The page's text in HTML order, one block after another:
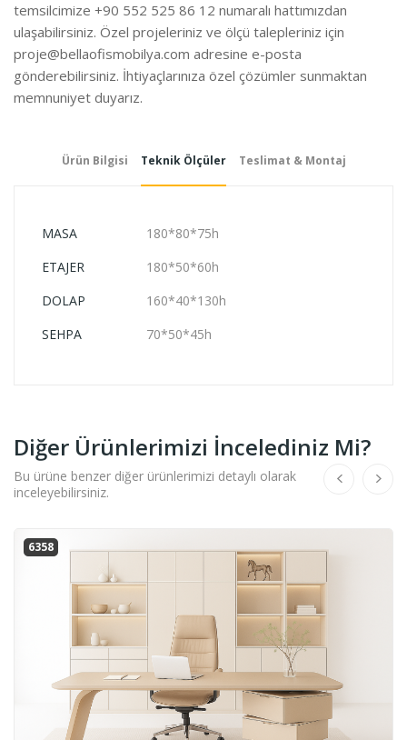
temsilcimize +90 552 525 86 12 numaralı hattımızdan
ulaşabilirsiniz. Özel projeleriniz ve ölçü talepleriniz için
proje@bellaofismobilya.com adresine e-posta
gönderebilirsiniz. İhtiyaçlarınıza özel çözümler sunmaktan
memnuniyet duyarız.
Ürün Bilgisi Teknik Ölçüler Teslimat & Montaj
MASA
180*80*75h
ETAJER
180*50*60h
DOLAP
160*40*130h
SEHPA
70*50*45h
Diğer Ürünlerimizi İncelediniz Mi?
Bu ürüne benzer diğer ürünlerimizi detaylı olarak
inceleyebilirsiniz.
6358